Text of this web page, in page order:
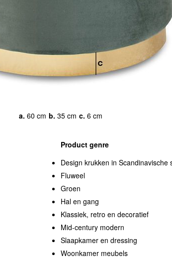
a. 60 cm b. 35 cm c. 6 cm
Product genre
Design krukken in Scandinavische
Fluweel
Groen
Hal en gang
Klassiek, retro en decoratief
Mid-century modern
Slaapkamer en dressing
Woonkamer meubels